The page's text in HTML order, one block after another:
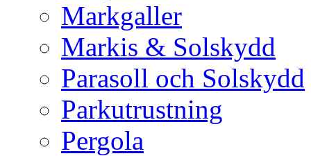
Markgaller
Markis & Solskydd
Parasoll och Solskydd
Parkutrustning
Pergola